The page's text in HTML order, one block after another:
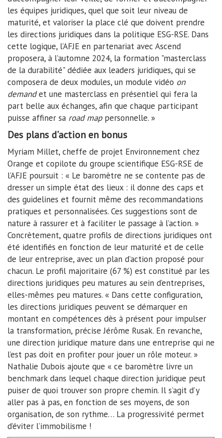
les équipes juridiques, quel que soit leur niveau de
maturité, et valoriser la place clé que doivent prendre
les directions juridiques dans la politique ESG-RSE. Dans
cette logique, l’AFJE en partenariat avec Ascend
proposera, à l’automne 2024, la formation "masterclass
de la durabilité" dédiée aux leaders juridiques, qui se
composera de deux modules, un module vidéo on
demandet une masterclass en présentiel qui fera la
part belle aux échanges, afin que chaque participant
puisse affiner sa road mappersonnelle. »
Des plans d’action en bonus
Myriam Millet, cheffe de projet Environnement chez
Orange et copilote du groupe scientifique ESG-RSE de
l’AFJE poursuit : « Le baromètre ne se contente pas de
dresser un simple état des lieux : il donne des caps et
des guidelines et fournit même des recommandations
pratiques et personnalisées. Ces suggestions sont de
nature à rassurer et à faciliter le passage à l’action. »
Concrètement, quatre profils de directions juridiques ont
été identifiés en fonction de leur maturité et de celle
de leur entreprise, avec un plan d’action proposé pour
chacun. Le profil majoritaire (67 %) est constitué par les
directions juridiques peu matures au sein d’entreprises,
elles-mêmes peu matures. « Dans cette configuration,
les directions juridiques peuvent se démarquer en
montant en compétences dès à présent pour impulser
la transformation, précise Jérôme Rusak. En revanche,
une direction juridique mature dans une entreprise qui ne
l’est pas doit en profiter pour jouer un rôle moteur. »
Nathalie Dubois ajoute que « ce baromètre livre un
benchmark dans lequel chaque direction juridique peut
puiser de quoi trouver son propre chemin. Il s’agit d’y
aller pas à pas, en fonction de ses moyens, de son
organisation, de son rythme… La progressivité permet
d’éviter l’immobilisme !